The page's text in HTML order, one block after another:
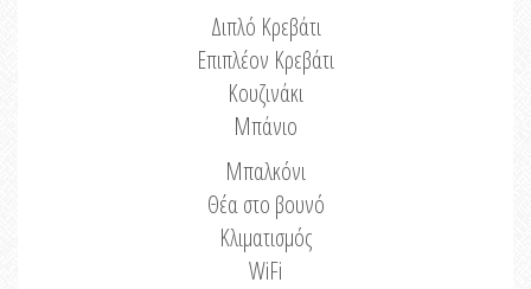
Διπλό Κρεβάτι
Επιπλέον Κρεβάτι
Κουζινάκι
Μπάνιο
Μπαλκόνι
Θέα στο βουνό
Κλιματισμός
WiFi